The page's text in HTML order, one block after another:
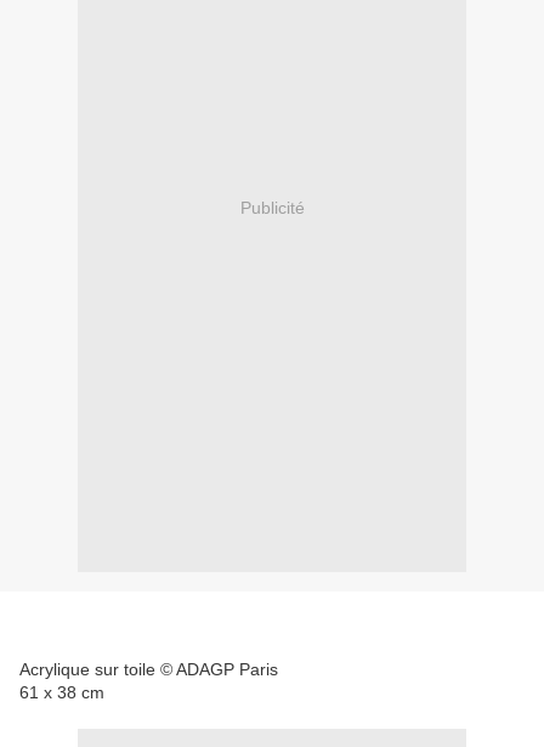
Publicité
Acrylique sur toile © ADAGP Paris
61 x 38 cm